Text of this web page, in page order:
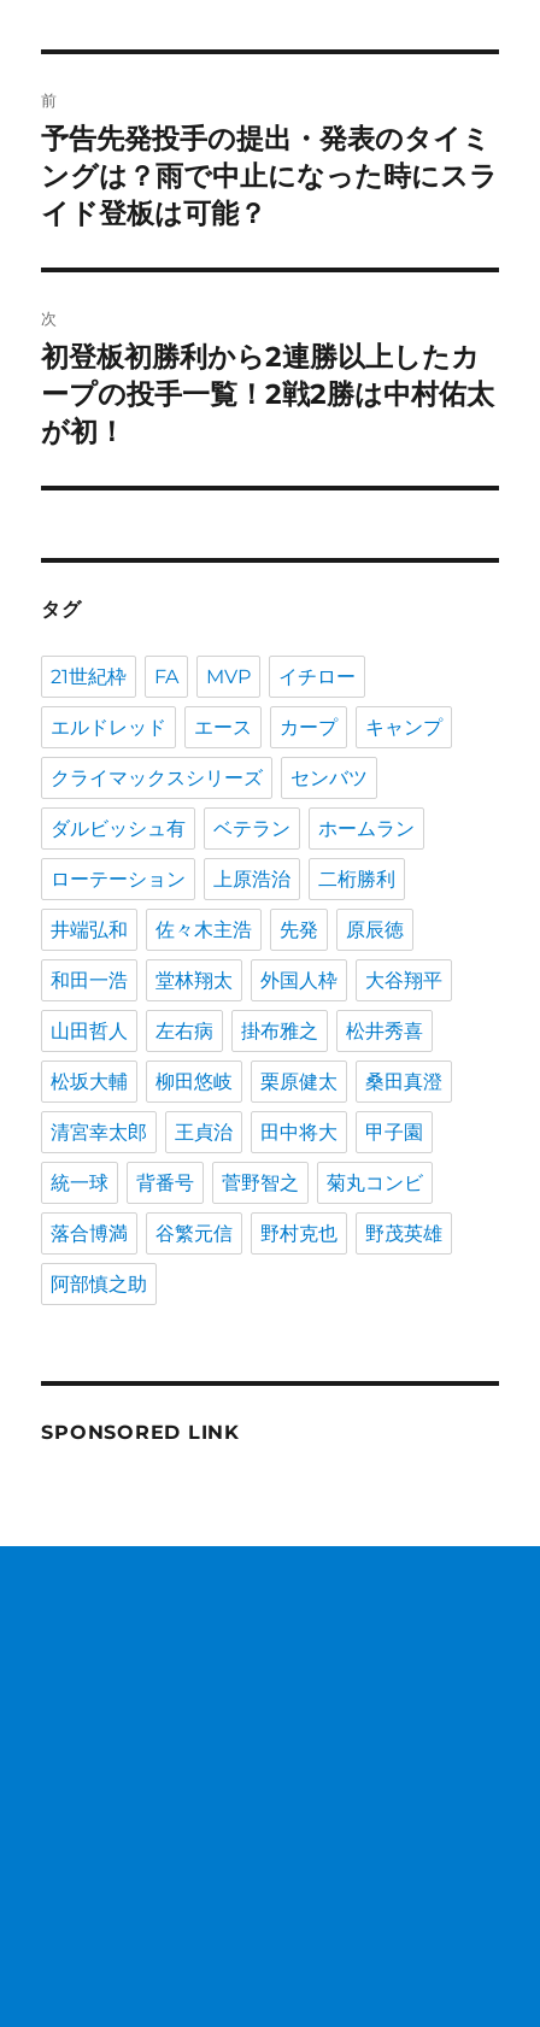
稿
ナ
ビ
ゲ
ー
シ
ョ
ン
前
前
の
投
予告先発投手の提出・発表のタイミ
ングは？雨で中止になった時にスラ
イド登板は可能？
次
次
の
投
初登板初勝利から2連勝以上したカ
ープの投手一覧！2戦2勝は中村佑太
が初！
タグ
21世紀枠 FA MVP イチロー
エルドレッド エース カープ キャンプ
クライマックスシリーズ センバツ
ダルビッシュ有 ベテラン ホームラン
ローテーション 上原浩治 二桁勝利
井端弘和 佐々木主浩 先発 原辰徳
和田一浩 堂林翔太 外国人枠 大谷翔平
山田哲人 左右病 掛布雅之 松井秀喜
松坂大輔 柳田悠岐 栗原健太 桑田真澄
清宮幸太郎 王貞治 田中将大 甲子園
統一球 背番号 菅野智之 菊丸コンビ
落合博満 谷繁元信 野村克也 野茂英雄
阿部慎之助
SPONSORED LINK